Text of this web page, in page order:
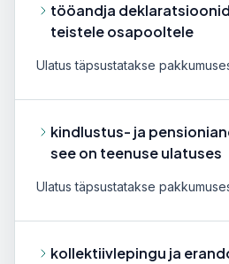
tööandja
teistele osapooltele
Ulatus täpsustatakse
kindlustus- ja
see on teenuse ulatuses
Ulatus täpsustatakse
kollektiivlepingu ja